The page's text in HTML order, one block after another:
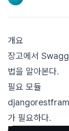
개요
장고에서
법을 알아본다.
필요 모듈
가 필요하다.